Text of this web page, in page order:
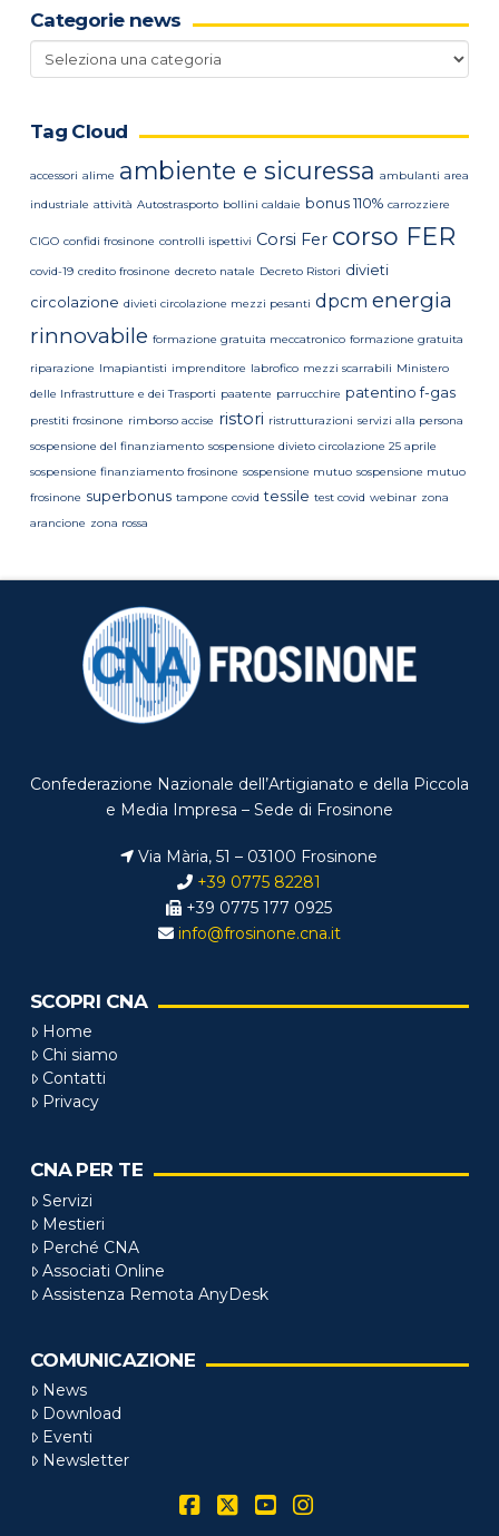
Categorie news
Categorie
news
Tag Cloud
accessori alime ambiente e sicuressa ambulanti area
industriale attività Autostrasporto bollini caldaie bonus 110% carrozziere
CIGO confidi frosinone controlli ispettivi Corsi Fer corso FER
covid-19 credito frosinone decreto natale Decreto Ristori divieti
circolazione divieti circolazione mezzi pesanti dpcm energia
rinnovabile formazione gratuita meccatronico formazione gratuita
riparazione Imapiantisti imprenditore labrofico mezzi scarrabili Ministero
delle Infrastrutture e dei Trasporti paatente parrucchire patentino f-gas
prestiti frosinone rimborso accise ristori ristrutturazioni servizi alla persona
sospensione del finanziamento sospensione divieto circolazione 25 aprile
sospensione finanziamento frosinone sospensione mutuo sospensione mutuo
frosinone superbonus tampone covid tessile test covid webinar zona
arancione zona rossa
Confederazione Nazionale dell’Artigianato e della Piccola
e Media Impresa – Sede di Frosinone
Via Mària, 51 – 03100 Frosinone
+39 0775 82281
+39 0775 177 0925
info@frosinone.cna.it
SCOPRI CNA
Home
Chi siamo
Contatti
Privacy
CNA PER TE
Servizi
Mestieri
Perché CNA
Associati Online
Assistenza Remota AnyDesk
COMUNICAZIONE
News
Download
Eventi
Newsletter